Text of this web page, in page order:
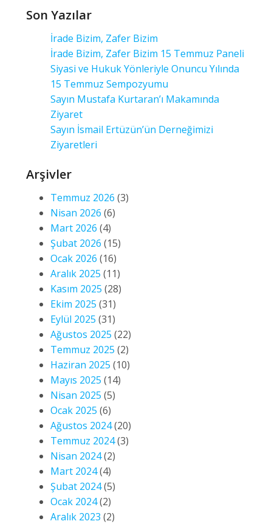
Son Yazılar
İrade Bizim, Zafer Bizim
İrade Bizim, Zafer Bizim 15 Temmuz Paneli
Siyasi ve Hukuk Yönleriyle Onuncu Yılında
15 Temmuz Sempozyumu
Sayın Mustafa Kurtaran’ı Makamında
Ziyaret
Sayın İsmail Ertüzün’ün Derneğimizi
Ziyaretleri
Arşivler
Temmuz 2026 (3)
Nisan 2026 (6)
Mart 2026 (4)
Şubat 2026 (15)
Ocak 2026 (16)
Aralık 2025 (11)
Kasım 2025 (28)
Ekim 2025 (31)
Eylül 2025 (31)
Ağustos 2025 (22)
Temmuz 2025 (2)
Haziran 2025 (10)
Mayıs 2025 (14)
Nisan 2025 (5)
Ocak 2025 (6)
Ağustos 2024(20)
Temmuz 2024(3)
Nisan 2024(2)
Mart 2024(4)
Şubat 2024(5)
Ocak 2024(2)
Aralık 2023 (2)